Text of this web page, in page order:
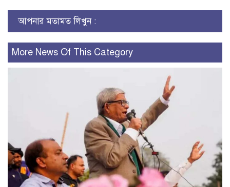
আপনার মতামত লিখুন :
More News Of This Category